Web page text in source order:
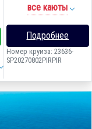
все каюты
Подробнее
Номер круиза: 23636-
SP20270802PIRPIR